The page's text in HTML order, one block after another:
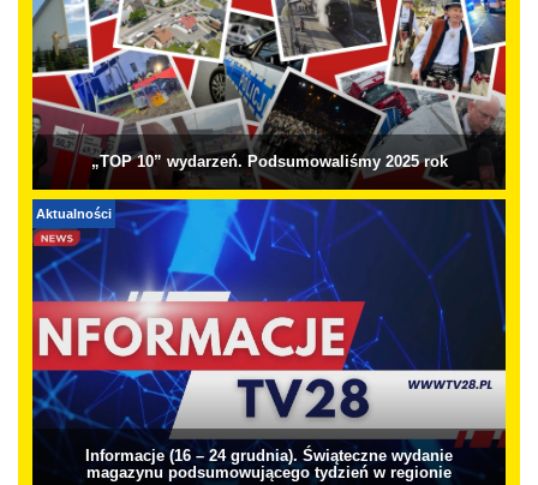
„TOP 10” wydarzeń. Podsumowaliśmy 2025 rok
Aktualności
Informacje (16 – 24 grudnia). Świąteczne wydanie
magazynu podsumowującego tydzień w regionie